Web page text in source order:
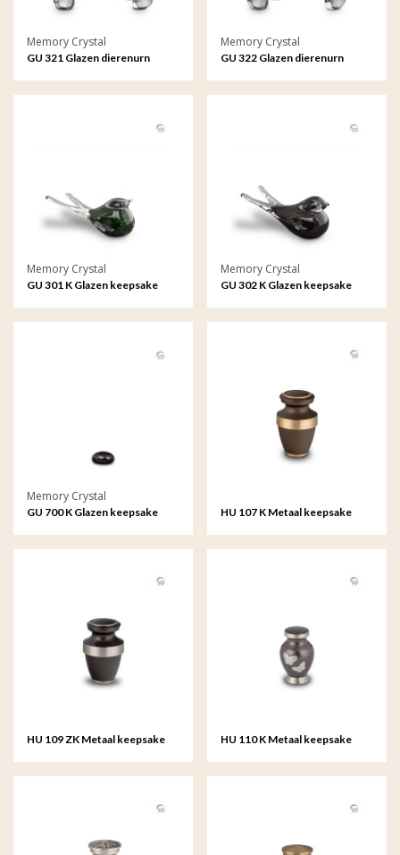
Memory Crystal
GU 321 Glazen dierenurn
Memory Crystal
GU 322 Glazen dierenurn
Memory Crystal
GU 301 K Glazen keepsake
Memory Crystal
GU 302 K Glazen keepsake
Memory Crystal
GU 700 K Glazen keepsake
HU 107 K Metaal keepsake
HU 109 ZK Metaal keepsake HU 110 K Metaal keepsake